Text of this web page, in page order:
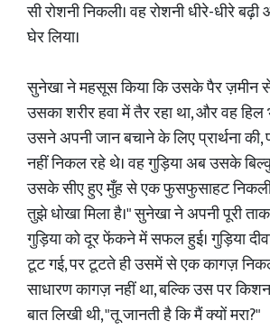
सी रोशनी निकली। वह रोशनी धीरे-धीरे
घेर लिया।
सुनेखा ने महसूस किया कि उसके पैर ज़मीन
उसका शरीर हवा में तैर रहा था, और वह हिल
उसने अपनी जान बचाने के लिए प्रार्थना
नहीं निकल रहे थे। वह गुड़िया अब उसके
उसके सीए हुए मुँह से एक फुसफुसाहट
तुझे धोखा मिला है।" सुनेखा ने अपनी पूरी
गुड़िया को दूर फेंकने में सफल हुई। गुड़िया
टूट गई, पर टूटते ही उसमें से एक कागज़
साधारण कागज़ नहीं था, बल्कि उस पर
बात लिखी थी, "तू जानती है कि मैं क्यों मरा?"